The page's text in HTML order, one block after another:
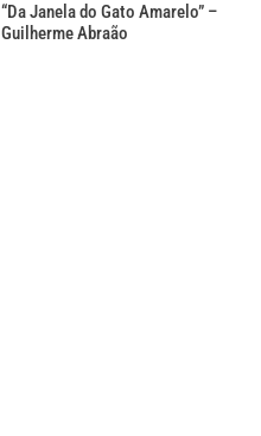
“Da Janela do Gato Amarelo” –
Guilherme Abraão